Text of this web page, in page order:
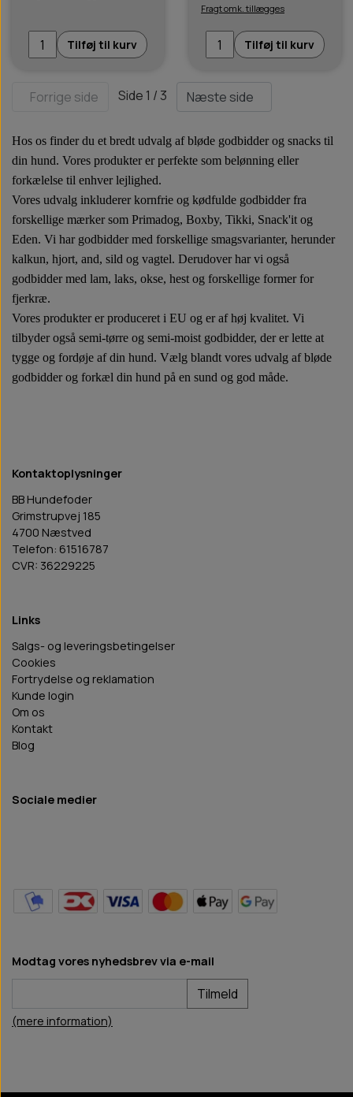
Tilføj til kurv
Fragt omk. tillægges
Tilføj til kurv
Forrige side Side 1 / 3 Næste side
Hos os finder du et bredt udvalg af bløde godbidder og snacks til
din hund. Vores produkter er perfekte som belønning eller
forkælelse til enhver lejlighed.
Vores udvalg inkluderer kornfrie og kødfulde godbidder fra
forskellige mærker som Primadog, Boxby, Tikki, Snack'it og
Eden. Vi har godbidder med forskellige smagsvarianter, herunder
kalkun, hjort, and, sild og vagtel. Derudover har vi også
godbidder med lam, laks, okse, hest og forskellige former for
fjerkræ.
Vores produkter er produceret i EU og er af høj kvalitet. Vi
tilbyder også semi-tørre og semi-moist godbidder, der er lette at
tygge og fordøje af din hund. Vælg blandt vores udvalg af bløde
godbidder og forkæl din hund på en sund og god måde.
Kontaktoplysninger
BB Hundefoder
Grimstrupvej 185
4700 Næstved
Telefon: 61516787
CVR: 36229225
Links
Salgs- og leveringsbetingelser
Cookies
Fortrydelse og reklamation
Kunde login
Om os
Kontakt
Blog
Sociale medier
Modtag vores nyhedsbrev via e-mail
Tilmeld
(mere information)